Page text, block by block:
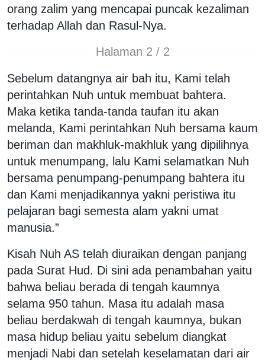
orang zalim yang mencapai puncak kezaliman
terhadap Allah dan Rasul-Nya.
Halaman 2 / 2
Sebelum datangnya air bah itu, Kami telah
perintahkan Nuh untuk membuat bahtera.
Maka ketika tanda-tanda taufan itu akan
melanda, Kami perintahkan Nuh bersama kaum
beriman dan makhluk-makhluk yang dipilihnya
untuk menumpang, lalu Kami selamatkan Nuh
bersama penumpang-penumpang bahtera itu
dan Kami menjadikannya yakni peristiwa itu
pelajaran bagi semesta alam yakni umat
manusia.”
Kisah Nuh AS telah diuraikan dengan panjang
pada Surat Hud. Di sini ada penambahan yaitu
bahwa beliau berada di tengah kaumnya
selama 950 tahun. Masa itu adalah masa
beliau berdakwah di tengah kaumnya, bukan
masa hidup beliau yaitu sebelum diangkat
menjadi Nabi dan setelah keselamatan dari air